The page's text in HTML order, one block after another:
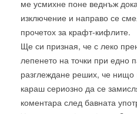
ме усмихне поне веднъж
изключение и направо се
прочетох за крафт-кифлите.
Ще си призная, че с леко
лепенето на точки при едно
разглеждане реших, че
караш сериозно да се
коментара след бавната